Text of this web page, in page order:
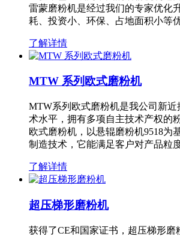
雷蒙磨粉机是经过我们的专家优化
耗、投资小、环保、占地面积小等
了解详情
MTW 系列欧式磨粉机
MTW系列欧式磨粉机是我公司新
术水平，拥有多项自主技术产权的
欧式磨粉机，以悬辊磨粉机9518为
制造技术，它能满足客户对产品粒
了解详情
超压梯形磨粉机
获得了CE和国家证书，超压梯形磨